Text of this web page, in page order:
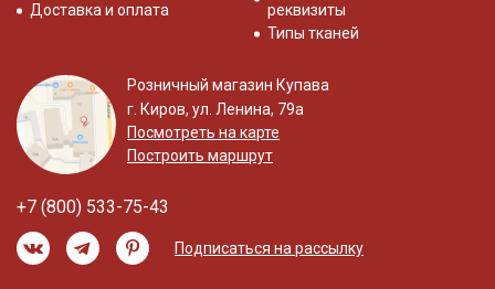
Доставка и оплата
реквизиты
Типы тканей
Розничный магазин Купава
г. Киров, ул. Ленина, 79а
Посмотреть на карте
Построить маршрут
+7 (800) 533-75-43
Подписаться на рассылку